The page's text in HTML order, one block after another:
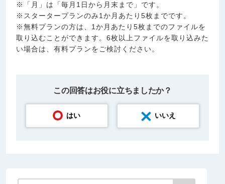
※「月」は「毎月1日から月末まで」です。
※スタータープランのみ1か月あたり5枚までです。
※無料プランの方は、1か月あたり5枚までのファイルを
取り込むことができます。6枚以上ファイルを取り込みた
い場合は、有料プランをご検討ください。
この回答はお役に立ちましたか？
はい いいえ